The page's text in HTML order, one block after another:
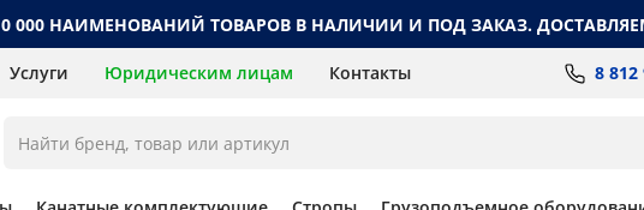
000 НАИМЕНОВАНИЙ ТОВАРОВ В НАЛИЧИИ И ПОД ЗАКАЗ.
Услуги Юридическим лицам Контакты 8 812